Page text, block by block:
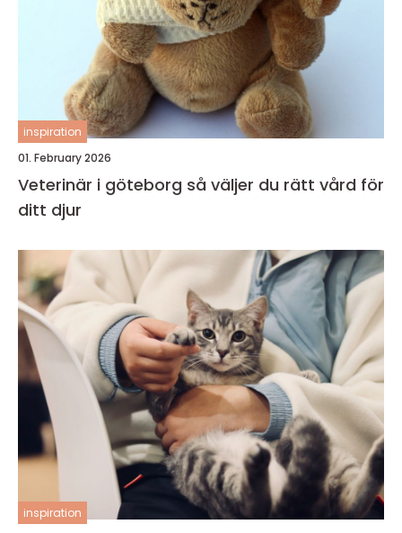
inspiration
01. February 2026
Veterinär i göteborg så väljer du rätt vård för
ditt djur
inspiration